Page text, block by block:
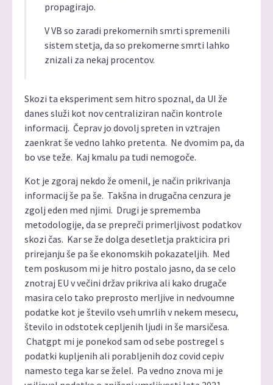
propagirajo.
V VB so zaradi prekomernih smrti spremenili
sistem stetja, da so prekomerne smrti lahko
znizali za nekaj procentov.
Skozi ta eksperiment sem hitro spoznal, da UI že
danes služi kot nov centraliziran način kontrole
informacij. Čeprav jo dovolj spreten in vztrajen
zaenkrat še vedno lahko pretenta. Ne dvomim pa, da
bo vse teže. Kaj kmalu pa tudi nemogoče.
Kot je zgoraj nekdo že omenil, je način prikrivanja
informacij še pa še. Takšna in drugačna cenzura je
zgolj eden med njimi. Drugi je sprememba
metodologije, da se prepreči primerljivost podatkov
skozi čas. Kar se že dolga desetletja prakticira pri
prirejanju še pa še ekonomskih pokazateljih. Med
tem poskusom mi je hitro postalo jasno, da se celo
znotraj EU v večini držav prikriva ali kako drugače
masira celo tako preprosto merljive in nedvoumne
podatke kot je število vseh umrlih v nekem mesecu,
število in odstotek cepljenih ljudi in še marsičesa.
Chatgpt mi je ponekod sam od sebe postregel s
podatki kupljenih ali porabljenih doz covid cepiv
namesto tega kar se želel. Pa vedno znova mi je